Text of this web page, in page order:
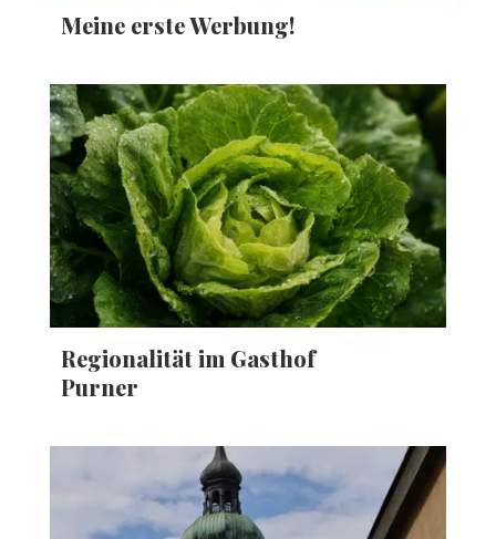
Meine erste Werbung!
Regionalität im Gasthof
Purner